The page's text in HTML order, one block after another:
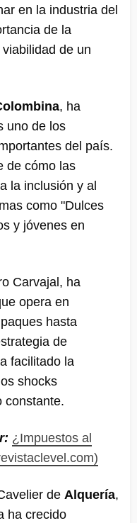
en la industria del
de la
de un
, ha
uno de los
del país.
de cómo las
la inclusión y al
como "Dulces
y jóvenes en
Carvajal, ha
opera en
hasta
de
facilitado la
shocks
constante.
¿Impuestos al
de Alquería,
ha crecido